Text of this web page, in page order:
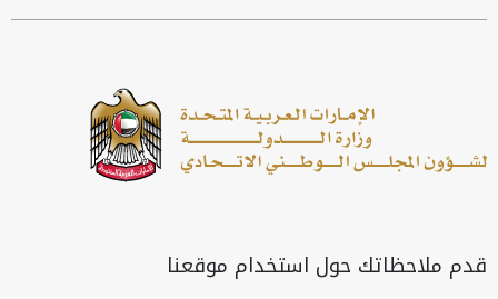
قدم ملاحظاتك حول استخدام موقعنا